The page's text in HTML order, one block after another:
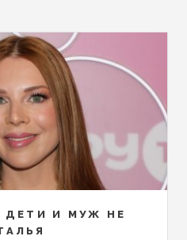
ДЕТИ И МУЖ НЕ